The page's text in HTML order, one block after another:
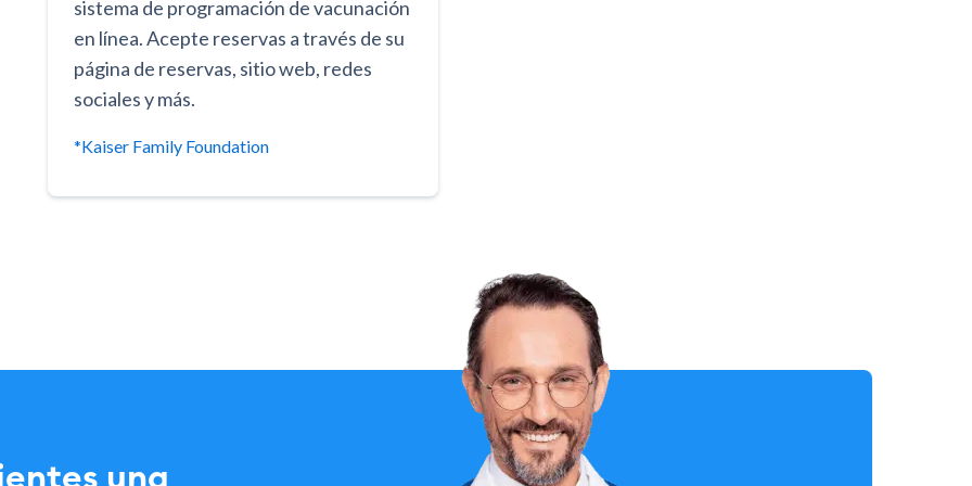
sistema de programación de vacunación
en línea. Acepte reservas a través de su
página de reservas, sitio web, redes
sociales y más.
*Kaiser Family Foundation
una